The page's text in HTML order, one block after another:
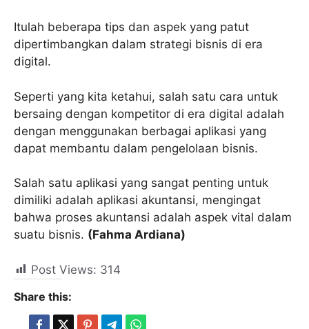
Itulah beberapa tips dan aspek yang patut
dipertimbangkan dalam strategi bisnis di era
digital.
Seperti yang kita ketahui, salah satu cara untuk
bersaing dengan kompetitor di era digital adalah
dengan menggunakan berbagai aplikasi yang
dapat membantu dalam pengelolaan bisnis.
Salah satu aplikasi yang sangat penting untuk
dimiliki adalah aplikasi akuntansi, mengingat
bahwa proses akuntansi adalah aspek vital dalam
suatu bisnis. (Fahma Ardiana)
Post Views: 314
Share this: